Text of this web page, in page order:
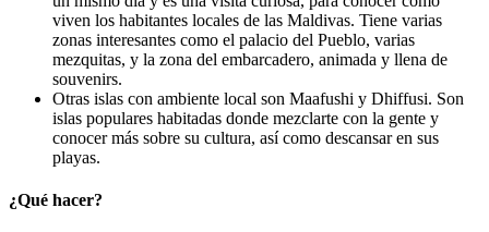
viven los habitantes locales de las Maldivas. Tiene varias
zonas interesantes como el palacio del Pueblo, varias
mezquitas, y la zona del embarcadero, animada y llena de
souvenirs.
Otras islas con ambiente local son Maafushi y Dhiffusi. Son
islas populares habitadas donde mezclarte con la gente y
conocer más sobre su cultura, así como descansar en sus
playas.
¿Qué hacer?